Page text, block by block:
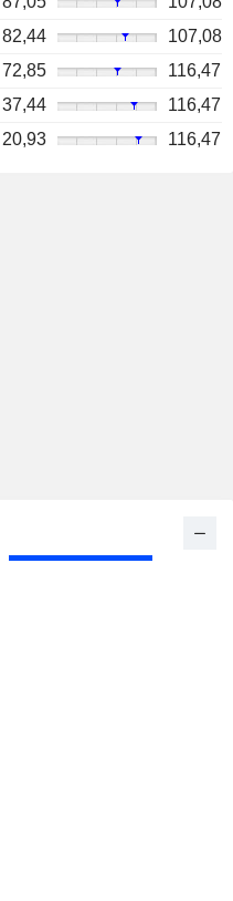
82,44
107,08
72,85
116,47
37,44
116,47
20,93 116,47